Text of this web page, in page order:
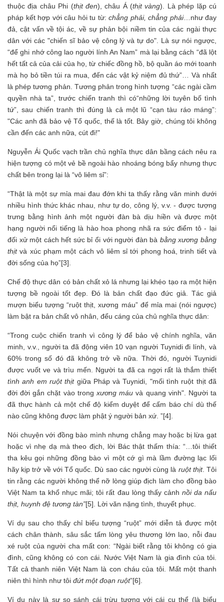
thuộc địa châu Phi (thịt đen), châu Á (thịt vàng). Là phép lặp cú
pháp kết hợp với câu hỏi tu từ: chẳng phải, chẳng phải…như đay
đả, cật vấn về tội ác, về sự phản bội niềm tin của các ngài thực
dân với các "chiến sĩ bảo vệ công lý và tự do". Là sự nói ngược,
“để ghi nhớ công lao người lính An Nam” mà lại bằng cách “đã lột
hết tất cả của cải của họ, từ chiếc đồng hồ, bộ quần áo mới toanh
mà họ bỏ tiền túi ra mua, đến các vật kỷ niệm đủ thứ”… Và nhất
là phép tương phản. Tương phản trong hình tượng “các ngài cầm
quyền nhà ta”, trước chiến tranh thì có“những lời tuyên bố tình
tứ”, sau chiến tranh thì đúng là cả một lũ “cạn tàu ráo máng”:
"Các anh đã bảo vệ Tổ quốc, thế là tốt. Bây giờ, chúng tôi không
cần đến các anh nữa, cút đi!"
Nguyễn Ái Quốc vạch trần chủ nghĩa thực dân bầng cách nêu ra
hiện tượng có một vẻ bề ngoài hào nhoáng bóng bẩy nhưng thực
chất bên trong lại là “vô liêm sỉ”:
“Thật là một sự mỉa mai đau đớn khi ta thấy rằng văn minh dưới
nhiều hình thức khác nhau, như tự do, công lý, v.v. - được tượng
trưng bằng hình ảnh một người đàn bà dịu hiền và được một
hạng người nổi tiếng là hào hoa phong nhã ra sức điểm tô - lại
đối xử một cách hết sức bỉ ổi với người đàn bà bằng xương bằng
thịtvà xúc phạm một cách vô liêm sỉ tới phong hoá, trinh tiết và
đời sống của họ”[3].
Chế độ thực dân có bản chất xỏ lá nhưng lại khéo tạo ra một hiện
tượng bề ngoài tốt đẹp. Đó là bản chất đạo đức giả. Tác giả
mượn biểu tượng “ruột thịt, xương máu” để mỉa mai (nói ngược)
làm bật ra bản chất vô nhân, đểu cáng của chủ nghĩa thực dân:
“Trong cuộc chiến tranh vì công lý để bảo vệ chính nghĩa, văn
minh, v.v., người ta đã động viên 10 vạn người Tuynidi đi lính, và
60% trong số đó đã không trở về nữa. Thời đó, người Tuynidi
được vuốt ve và trìu mến. Người ta đã ca ngợi rất là thắm thiết
tình anh em ruột thịtgiữa Pháp và Tuynidi, "mối tình ruột thịt đã
đời đời gắn chặt vào trongxương máu và quang vinh". Người ta
đã thực hành cả một chế độ kiểm duyệt để cấm báo chí dù thế
nào cũng không được làm phật ý người bản xứ. ”[4].
Nói chuyện với đồng bào mình nhưng chẳng may hoặc bị lừa gạt
hoặc vì nhẹ dạ mà theo địch, lời Bác thật thấm thía: “…tôi thiết
tha kêu gọi những đồng bào vì một cớ gì mà lầm đường lạc lối
hãy kịp trở về với Tổ quốc. Dù sao các người cùng là ruột thịt. Tôi
tin rằng các người không thể nỡ lòng giúp địch làm cho đồng bào
Việt Nam ta khổ nhục mãi; tôi rất đau lòng thấy cảnh nồi da nấu
thịt, huynh đệ tương tàn”[5]. Lời văn nặng tình, thuyết phục.
Ví dụ sau cho thấy chỉ biểu tượng “ruột” mới diễn tả được một
cách chân thành, sâu sắc tấm lòng yêu thương lớn lao, nỗi đau
xé ruột của người cha mất con: “Ngài biết rằng tôi không có gia
đình, cũng không có con cái. Nước Việt Nam là gia đình của tôi.
Tất cả thanh niên Việt Nam là con cháu của tôi. Mất một thanh
niên thì hình như tôi đứt một đoạn ruột”[6].
Ví dụ này là sự so sánh cái trừu tượng với cái cụ thể (là biểu